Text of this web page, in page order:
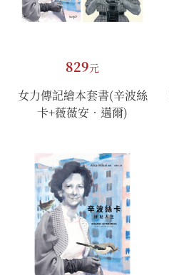
829元
女力傳記繪本套書(辛波絲
卡+薇薇安．邁爾)